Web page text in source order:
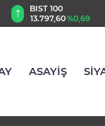
BIST 100
13.797,60%0,69
ASAYİŞ